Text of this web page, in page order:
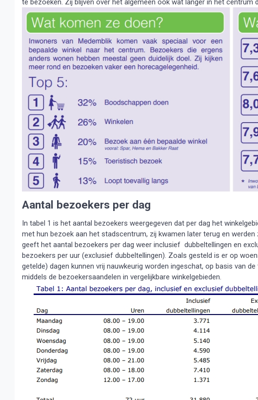
te bezoeken. Zij blijven over het algemeen ook wat langer in het centrum
Aantal bezoekers per dag
In tabel 1 is het aantal bezoekers weergegeven dat per dag het
met hun bezoek aan het stadscentrum, zij kwamen later terug en werden
geeft het aantal bezoekers per dag weer inclusief dubbeltellingen en
bezoekers per uur (exclusief dubbeltellingen). Zoals gesteld is er op
getelde) dagen kunnen vrij nauwkeurig worden ingeschat, op basis van
middels de bezoekersaandelen in vergelijkbare winkelgebieden.